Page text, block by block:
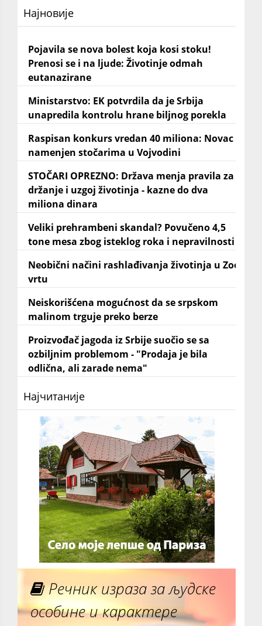
Најновије
Pojavila se nova bolest koja kosi stoku!
Prenosi se i na ljude: Životinje odmah
eutanazirane
Ministarstvo: EK potvrdila da je Srbija
unapredila kontrolu hrane biljnog porekla
Raspisan konkurs vredan 40 miliona: Novac
namenjen stočarima u Vojvodini
STOČARI OPREZNO: Država menja pravila za
držanje i uzgoj životinja - kazne do dva
miliona dinara
Veliki prehrambeni skandal? Povučeno 4,5
tone mesa zbog isteklog roka i nepravilnosti
Neobični načini rashlađivanja životinja u Zoo
vrtu
Neiskorišćena mogućnost da se srpskom
malinom trguje preko berze
Proizvođač jagoda iz Srbije suočio se sa
ozbiljnim problemom - "Prodaja je bila
odlična, ali zarade nema"
Најчитаније
Речник израза за људске
особине и карактере